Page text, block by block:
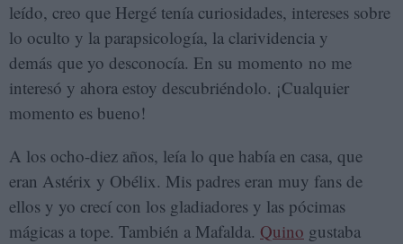
leído, creo que Hergé tenía curiosidades, intereses sobre
lo oculto y la parapsicología, la clarividencia y
demás que yo desconocía. En su momento no me
interesó y ahora estoy descubriéndolo. ¡Cualquier
momento es bueno!
A los ocho-diez años, leía lo que había en casa, que
eran Astérix y Obélix. Mis padres eran muy fans de
ellos y yo crecí con los gladiadores y las pócimas
mágicas a tope. También a Mafalda. Quino gustaba